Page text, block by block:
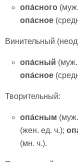
опа́сного
опа́сное
Винительный
опа́сный
опа́сное
Творительный:
опа́сным
(жен. ед. ч.);
(мн. ч.).